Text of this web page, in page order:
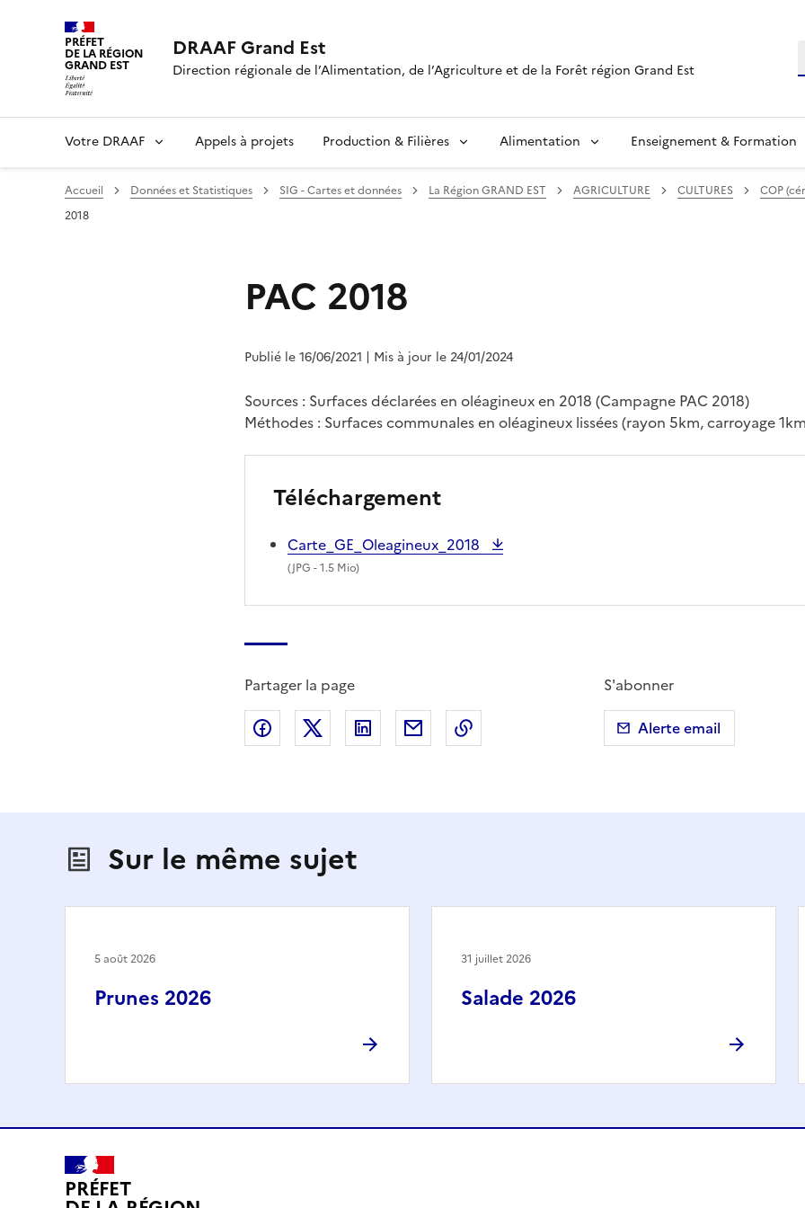
PRÉFET
DE LA RÉGION
GRAND EST
DRAAF Grand Est
Direction régionale de l’Alimentation, de l’Agriculture et de la Forêt région Grand Est
Votre DRAAF Appels à projets Production & Filières Alimentation Enseignement & Formation
Accueil Données et Statistiques SIG - Cartes et données La Région GRAND EST AGRICULTURE CULTURES
COP
2018
PAC 2018
Publié le 16/06/2021 | Mis à jour le 24/01/2024
Sources : Surfaces déclarées en oléagineux en 2018 (Campagne PAC 2018)
Méthodes : Surfaces communales en oléagineux lissées (rayon 5km, carroyage
Téléchargement
Carte_GE_Oleagineux_2018
(JPG - 1.5 Mio)
Partager la page
Partager sur Facebook
Partager sur X (anciennement Twitter)
Partager sur LinkedIn
Partager par emailCopier dans le presse-papier
S'abonner
Alerte email
Sur le même sujet
Prunes 2026
5 août 2026
Salade 2026
31 juillet 2026
PRÉFET